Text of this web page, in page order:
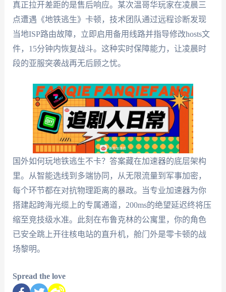
真正拉开差距的是售后响应。某次温哥华玩家在凌晨三
点遭遇《地铁逃生》卡顿，技术团队通过远程诊断发现
当地ISP路由故障，立即启用备用线路并指导修改hosts文
件，15分钟内恢复战斗。这种实时保障能力，让凌晨时
段的亚服突袭战再无后顾之忧。
国外如何玩地铁逃生不卡？答案藏在加速器的底层架构
里。从智能选线到多端协同，从无限流量到军事加密，
每个环节都在对抗物理距离的暴政。当专业加速器为你
搭建起跨海光缆上的专属通道，200ms的绝望延迟终将压
缩至竞技级水准。此刻在布鲁克林的公寓里，你的角色
已安全跳上开往核电站的直升机，舱门外是零卡顿的战
场黎明。
Spread the love